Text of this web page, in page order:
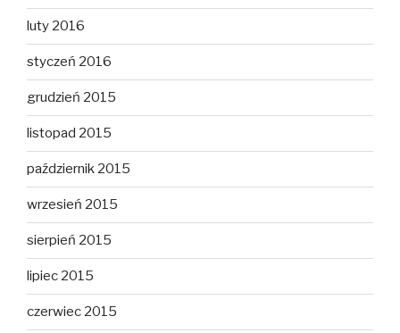
luty 2016
styczeń 2016
grudzień 2015
listopad 2015
październik 2015
wrzesień 2015
sierpień 2015
lipiec 2015
czerwiec 2015